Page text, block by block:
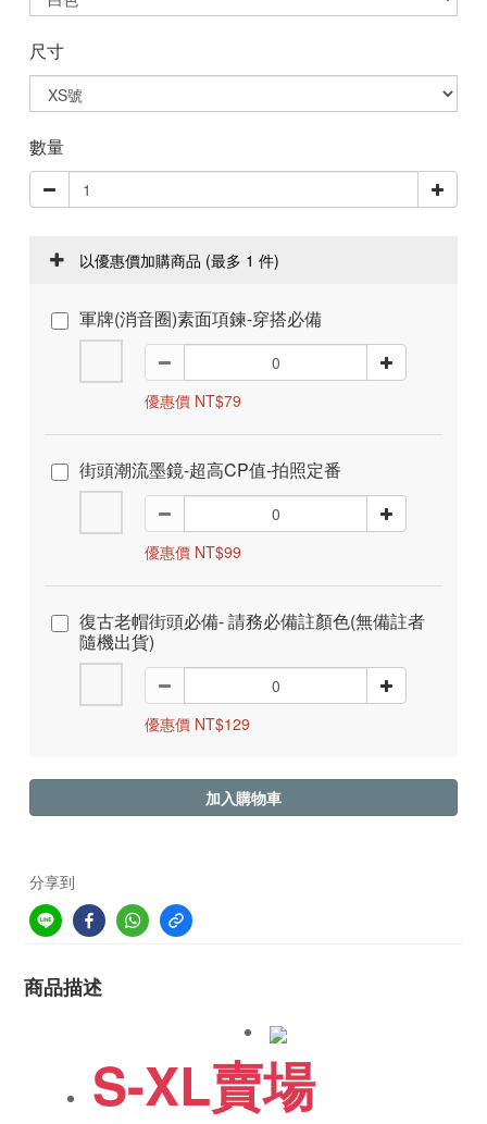
尺寸
數量
以優惠價加購商品 (最多 1 件)
軍牌(消音圈)素面項鍊-穿搭必備
優惠價 NT$79
街頭潮流墨鏡-超高CP值-拍照定番
優惠價 NT$99
復古老帽街頭必備- 請務必備註顏色(無備註者
隨機出貨)
優惠價 NT$129
加入購物車
分享到
商品描述
S-XL賣場